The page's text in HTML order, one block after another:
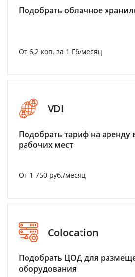
Подобрать облачное
От 6,2 коп. за 1 Гб/месяц
VDI
Подобрать тариф на аренду
рабочих мест
От 1 750 руб./месяц
Colocation
Подобрать ЦОД для
оборудования